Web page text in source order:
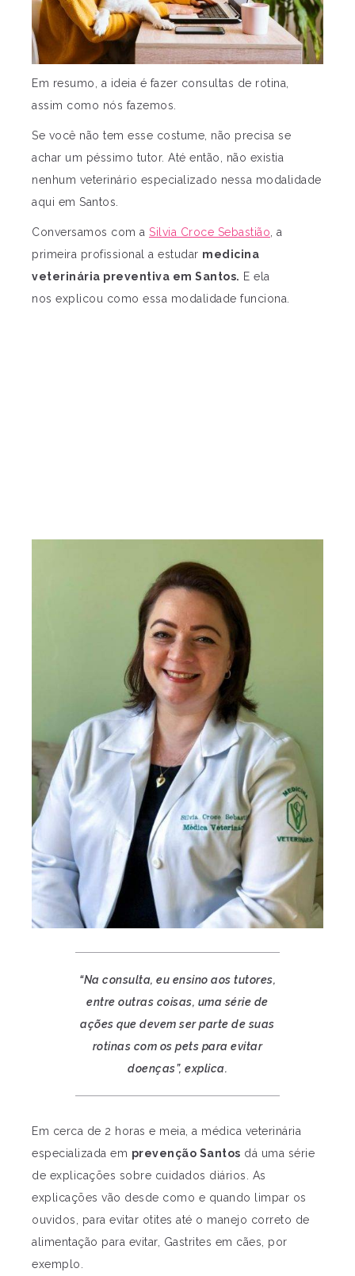
Em resumo, a ideia é fazer consultas de rotina,
assim como nós fazemos.
Se você não tem esse costume, não precisa se
achar um péssimo tutor. Até então, não existia
nenhum veterinário especializado nessa modalidade
aqui em Santos.
Conversamos com a Silvia Croce Sebastião , a
primeira profissional a estudar medicina
veterinária preventiva em Santos. E ela
nos explicou como essa modalidade funciona.
“Na consulta, eu ensino aos tutores,
entre outras coisas, uma série de
ações que devem ser parte de suas
rotinas com os pets para evitar
doenças”, explica.
Em cerca de 2 horas e meia, a médica veterinária
especializada em prevenção Santos dá uma série
de explicações sobre cuidados diários. As
explicações vão desde como e quando limpar os
ouvidos, para evitar otites até o manejo correto de
alimentação para evitar, Gastrites em cães, por
exemplo.